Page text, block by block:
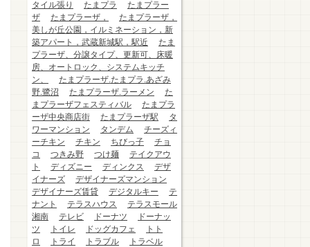
タイル張り
たまプラ
たまプラー
ザ
たまプラーザ，
たまプラーザ，
美しが丘公園，イルミネーション，新
築アパート，武蔵新城駅，駅近
たま
プラーザ、分譲タイプ、更新可、床暖
房、オートロック、システムキッチ
ン、
たまプラーザ.たまプラ.あざみ
野.鷺沼
たまプラーザ.ラーメン
た
まプラーザフェスティバル
たまプラ
ーザ中央商店街
たまプラーザ駅
タ
ワーマンション
タンデム
チーズィ
ーチキン
チキン ちびっ子
チョ
コ
つきみ野 つけ麺
テイクアウ
ト
ディズニー ディンクス
デザ
イナーズ
デザイナーズマンション
デザイナーズ賃貸
デジタルキー
テ
ナント
テラスハウス
テラスモール
湘南
テレビ ドーナツ
ドーナッ
ツ
トイレ ドッグカフェ
トト
ロ
トライ トラブル
トラベル